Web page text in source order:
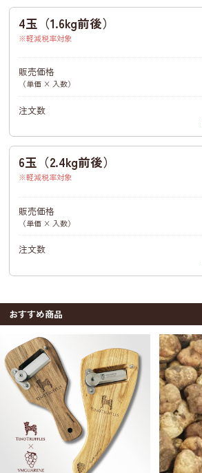
4玉（1.6kg前後）
軽減税率対象
販売価格
（単価 × 入数）
注文数
6玉（2.4kg前後）
軽減税率対象
販売価格
（単価 × 入数）
注文数
おすすめ商品